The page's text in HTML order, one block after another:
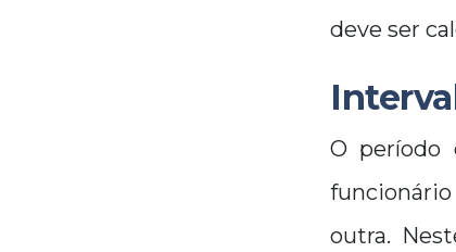
deve ser
O período
outra.